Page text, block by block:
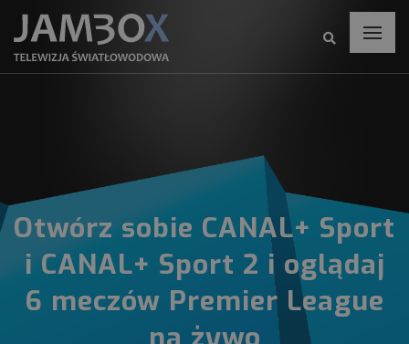
Otwórz sobie CANAL+ Sport
i CANAL+ Sport 2 i oglądaj
6 meczów Premier League